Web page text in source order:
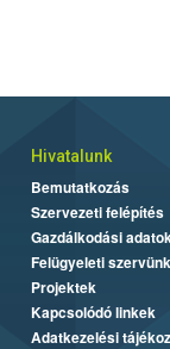
Hivatalunk
Bemutatkozás
Szervezeti felépítés
Gazdálkodási
Felügyeleti szervünk
Projektek
Kapcsolódó linkek
Adatkezelési